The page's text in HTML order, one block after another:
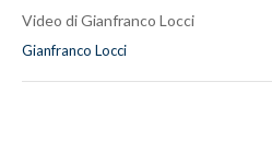
Video di Gianfranco Locci
Gianfranco Locci